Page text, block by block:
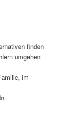
finden
umgehen
im